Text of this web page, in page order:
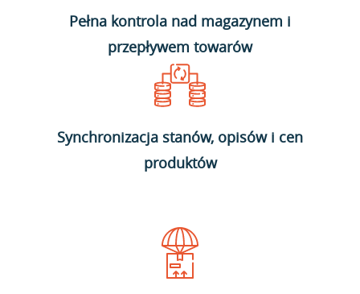
Pełna kontrola nad magazynem i
przepływem towarów
Synchronizacja stanów, opisów i cen
produktów